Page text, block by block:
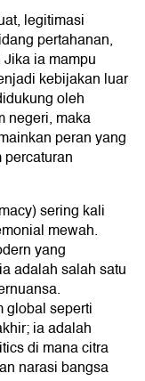
legitimasi
pertahanan,
ia mampu
kebijakan luar
oleh
negeri, maka
peran yang
sering kali
mewah.
yang
adalah salah satu
global seperti
ia adalah
di mana citra
narasi bangsa